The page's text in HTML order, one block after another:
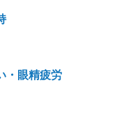
・眼精疲労